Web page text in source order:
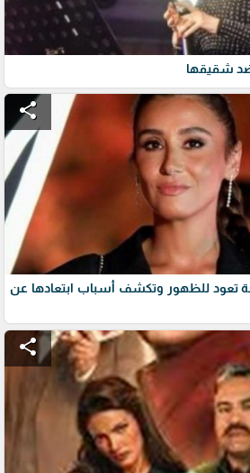
شقيقها
share
تعود للظهور وتكشف أسباب ابتعادها عن
share